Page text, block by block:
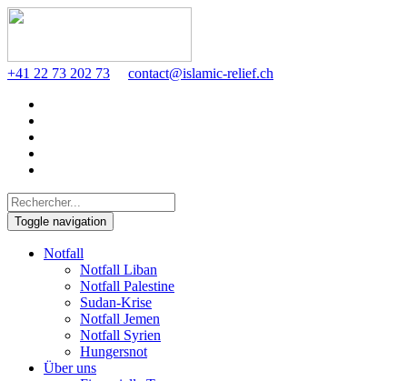
+41 22 73 202 73 contact@islamic-relief.ch
Toggle navigation
Notfall
Notfall Liban
Notfall Palestine
Sudan-Krise
Notfall Jemen
Notfall Syrien
Hungersnot
Über uns